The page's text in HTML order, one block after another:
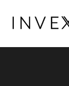
para
Conteúdo